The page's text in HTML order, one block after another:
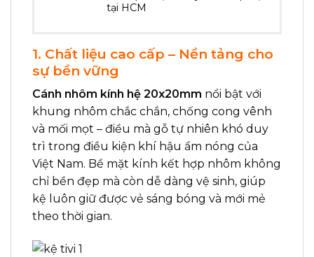
tại HCM
1. Chất liệu cao cấp – Nền tảng cho
sự bền vững
Cánh nhôm kính hệ 20x20mm nổi bật với
khung nhôm chắc chắn, chống cong vênh
và mối mọt – điều mà gỗ tự nhiên khó duy
trì trong điều kiện khí hậu ẩm nóng của
Việt Nam. Bề mặt kính kết hợp nhôm không
chỉ bền đẹp mà còn dễ dàng vệ sinh, giúp
kệ luôn giữ được vẻ sáng bóng và mới mẻ
theo thời gian.